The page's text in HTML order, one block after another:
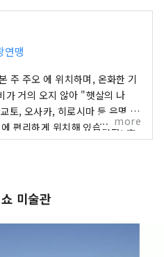
연맹
주 주오 에 위치하며, 온화한 기
가 거의 오지 않아 "햇살의 나
토, 오사카, 히로시마 등 유명 관
편리하게 위치해 있습니다! 또
로 가는 관문이기도 합니다. 오
에서 최고 품질을 자랑합니다.
피오네 포도 등 제철 과일을 즐
more
미술관